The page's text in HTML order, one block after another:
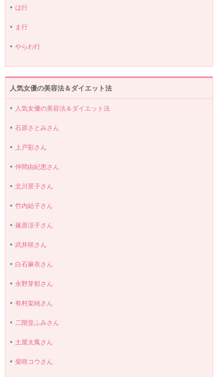
は行
ま行
やらわ行
人気女優の美容法＆ダイエット法
人気女優の美容法＆ダイエット法
石原さとみさん
上戸彩さん
仲間由紀恵さん
北川景子さん
竹内結子さん
篠原涼子さん
武井咲さん
白石麻衣さん
永野芽郁さん
有村架純さん
二階堂ふみさん
土屋太鳳さん
柴咲コウさん